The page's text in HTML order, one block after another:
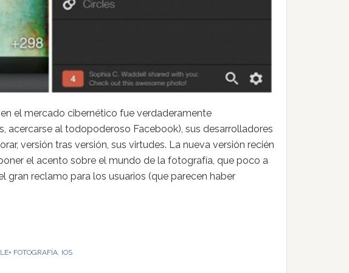
el mercado cibernético fue verdaderamente
acercarse al todopoderoso Facebook), sus desarrolladores
versión tras versión, sus virtudes. La nueva versión recién
el acento sobre el mundo de la fotografía, que poco a
gran reclamo para los usuarios (que parecen haber
FOTOGRAFÍA, IOS